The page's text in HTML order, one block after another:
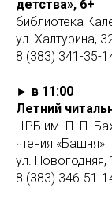
детства», 6+
библиотека
ул. Халтурина,
8 (383) 341-35-
► в 11:00
Летний
ЦРБ им. П. П.
чтения «Башня»
ул. Новогодняя,
8 (383) 346-51-